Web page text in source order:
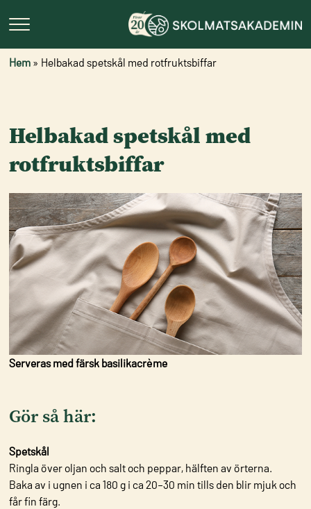
Hem » Helbakad spetskål med rotfruktsbiffar
Helbakad spetskål med
rotfruktsbiffar
Serveras med färsk basilikacrème
Gör så här:
Spetskål
Ringla över oljan och salt och peppar, hälften av örterna.
Baka av i ugnen i ca 180 g i ca 20–30 min tills den blir mjuk och
får fin färg.